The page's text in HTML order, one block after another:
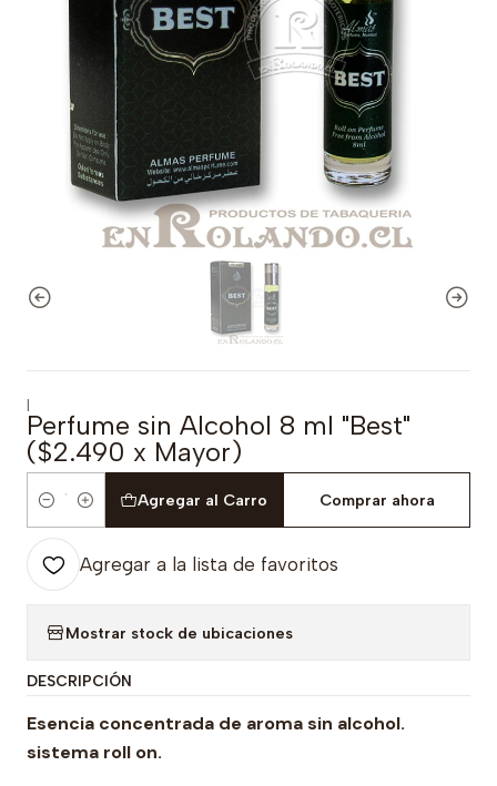
|
Perfume sin Alcohol 8 ml "Best"
($2.490 x Mayor)
Cantidad
Agregar al Carro Comprar ahora
Agregar a la lista de favoritos
Mostrar stock de ubicaciones
DESCRIPCIÓN
Esencia concentrada de aroma sin alcohol.
sistema roll on.